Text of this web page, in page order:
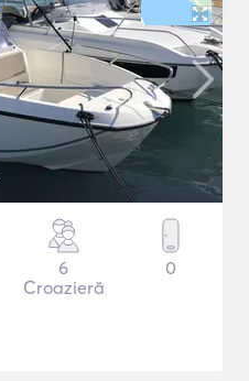
6
Croazieră
0